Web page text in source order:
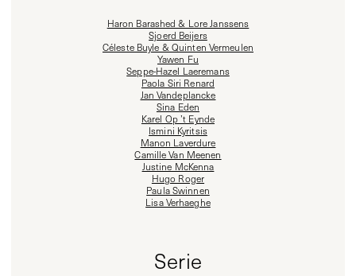
Haron Barashed & Lore Janssens
Sjoerd Beijers
Céleste Buyle & Quinten Vermeulen
Yawen Fu
Seppe-Hazel Laeremans
Paola Siri Renard
Jan Vandeplancke
Sina Eden
Karel Op ’t Eynde
Ismini Kyritsis
Manon Laverdure
Camille Van Meenen
Justine McKenna
Hugo Roger
Paula Swinnen
Lisa Verhaeghe
Serie